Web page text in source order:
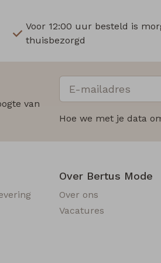
Voor 12:00 uur besteld is
thuisbezorgd
van
Hoe we met je data
Over Bertus Mode
Over ons
Vacatures